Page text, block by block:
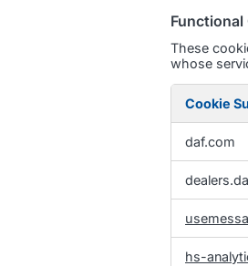
Functional
These
whose
Cookies
Cookie
daf.com
hs-